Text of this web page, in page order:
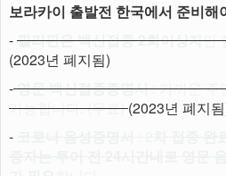
보라카이 출발전 한국에서 준비해
-필리핀은 백신접종 2회이상자만
(2023년 폐지됨)
-영문 백신접종증명서: 가까운 주
가능합니다. (무료)(2023년 폐지
-